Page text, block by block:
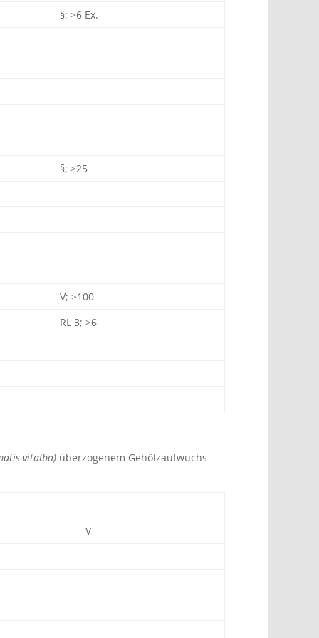
§; >6 Ex.
§; >25
V; >100
RL 3; >6
vitalba) überzogenem Gehölzaufwuchs
V